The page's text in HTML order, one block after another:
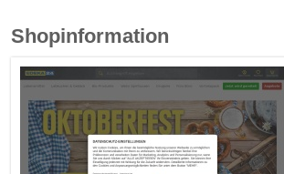
Shopinformation